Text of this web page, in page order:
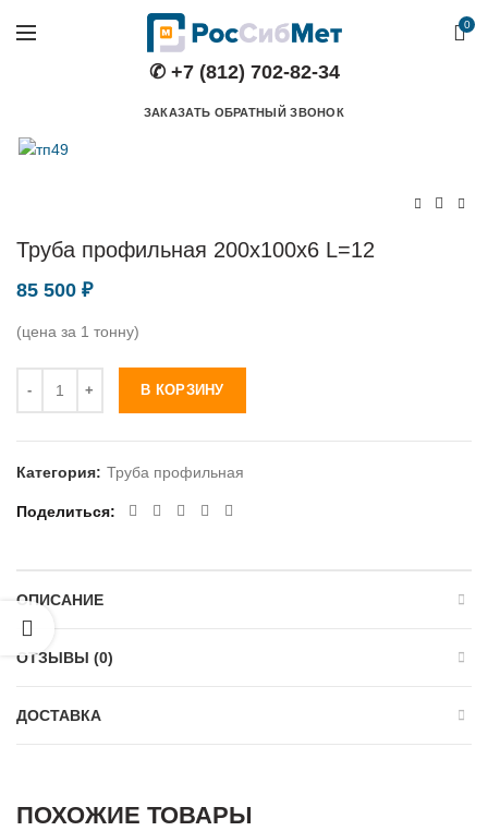
0
✆ +7 (812) 702-82-34
ЗАКАЗАТЬ ОБРАТНЫЙ ЗВОНОК
Труба профильная 200х100х6 L=12
85 500 ₽
(цена за 1 тонну)
В КОРЗИНУ
Категория: Труба профильная
Поделиться
ОПИСАНИЕ
ОТЗЫВЫ (0)
ДОСТАВКА
ПОХОЖИЕ ТОВАРЫ